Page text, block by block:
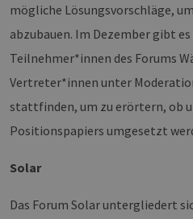
mögliche Lösungsvorschläge,
abzubauen. Im Dezember gibt
Teilnehmer*innen des Forums
Vertreter*innen unter
stattfinden, um zu erörtern, ob
Positionspapiers umgesetzt
Solar
Das Forum Solar untergliedert